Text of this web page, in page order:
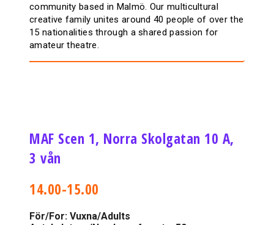
community based in Malmö. Our multicultural
creative family unites around 40 people of over the
15 nationalities through a shared passion for
amateur theatre.
MAF Scen 1, Norra Skolgatan 10 A,
3 vån
14.00-15.00
För/For: Vuxna/Adults